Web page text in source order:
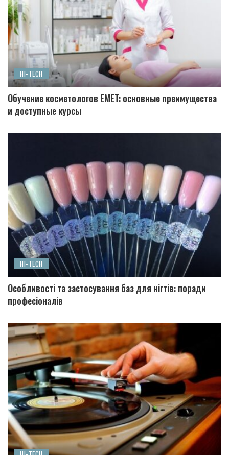
HI-TECH
Обучение косметологов EMET: основные преимущества
и доступные курсы
HI-TECH
Особливості та застосування баз для нігтів: поради
професіоналів